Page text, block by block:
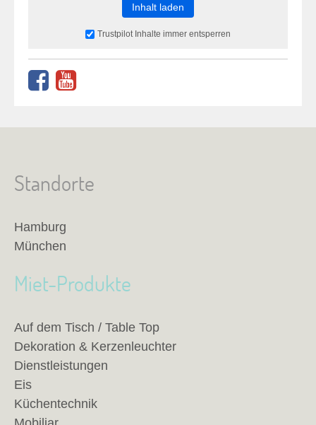
Inhalt laden
Trustpilot Inhalte immer entsperren
Standorte
Hamburg
München
Miet-Produkte
Auf dem Tisch / Table Top
Dekoration & Kerzenleuchter
Dienstleistungen
Eis
Küchentechnik